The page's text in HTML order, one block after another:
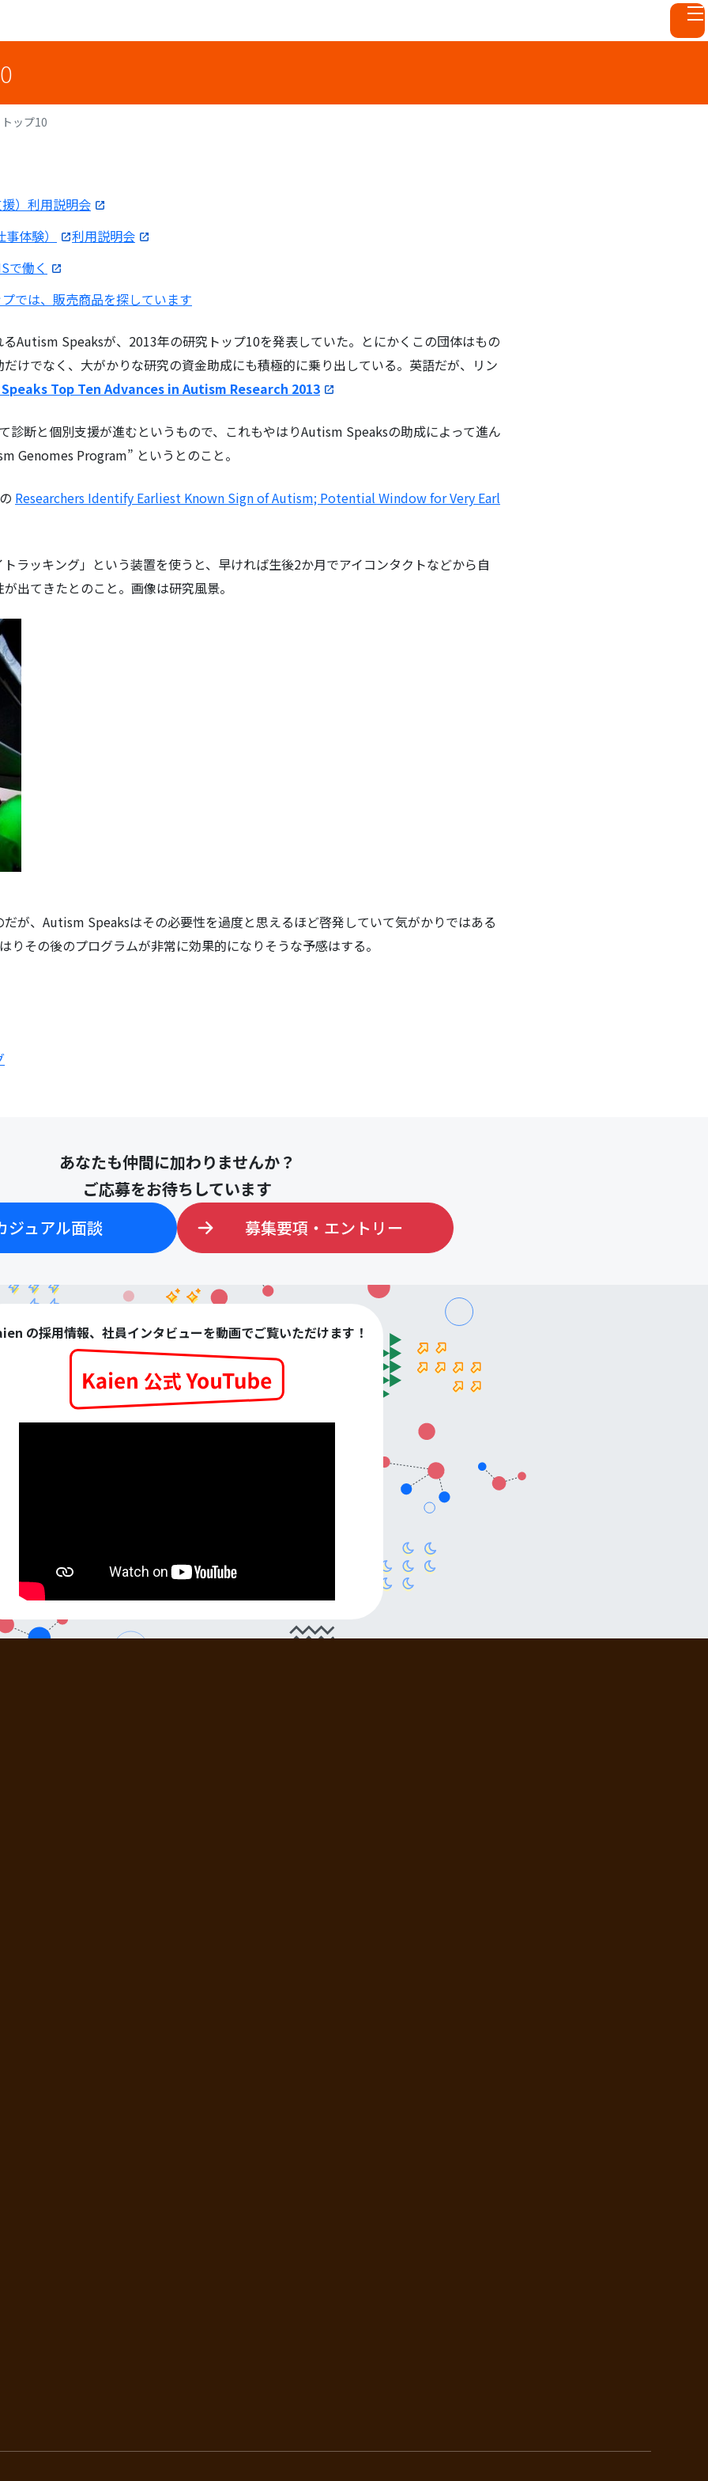
ップ10
）利用説明会
体験）
利用説明会
で働く
では、販売商品を探しています
Autism Speaksが、2013年の研究トップ10を発表していた。とにかくこの団体はもの
けでなく、大がかりな研究の資金助成にも積極的に乗り出している。英語だが、リン
Top Ten Advances in Autism Research 2013
診断と個別支援が進むというもので、これもやはりAutism Speaksの助成によって進ん
Genomes Program” というとのこと。
Researchers Identify Earliest Known Sign of Autism; Potential Window for Very Earl
ラッキング」という装置を使うと、早ければ生後2か月でアイコンタクトなどから自
出てきたとのこと。画像は研究風景。
が、Autism Speaksはその必要性を過度と思えるほど啓発していて気がかりではある
りその後のプログラムが非常に効果的になりそうな予感はする。
あなたも仲間に加わりませんか？
ご応募をお待ちしています
ジュアル面談
募集要項・エントリー
の採用情報、社員インタビューを動画でご覧いただけます！